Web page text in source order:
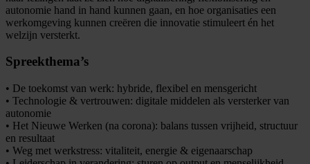
autonomie hand in hand kunnen gaan, en hoe organisaties een
werkomgeving kunnen creëren die innovatie stimuleert én het
welzijn versterkt.
Spreekthema’s
• De toekomst van werk: hybride, flexibel en mensgericht
• Technologie & vertrouwen: digitale middelen als versterker van
autonomie
• Het Nieuwe Werken (na corona): balans tussen vrijheid, structuur
en resultaat
• Weg met werkstress: vitaliteit, energie & eigenaarschap